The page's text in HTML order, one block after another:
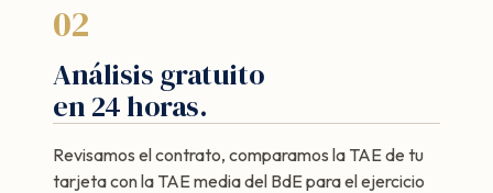
02
Análisis gratuito
en 24 horas.
Revisamos el contrato, comparamos la TAE de tu
tarjeta con la TAE media del BdE para el ejercicio